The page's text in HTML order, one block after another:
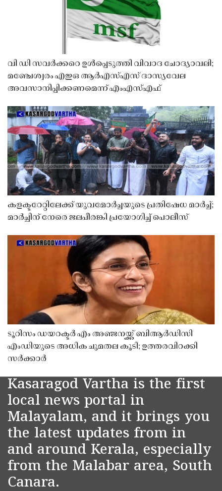
വി ഡി സവർക്കറെ ഉൾപ്പെടുത്തി വിവാദ ചോദ്യാവലി;
മഞ്ചേശ്വരം എഇഒ ആർഎസ്എസ് ദാസ്യവേല
അവസാനിപ്പിക്കണമെന്ന് എംഎസ്എഫ്
കളക്ടറേറ്റിലേക്ക് യുവമോർച്ചയുടെ പ്രതിഷേധ മാർച്ച്;
മാർച്ചിന് നേരെ ജലപീരങ്കി പ്രയോഗിച്ച് പൊലീസ്
ടൂറിസം ഡയറക്ടർ എം അഞ്ജനയ്ക്ക് ബിആർഡിസി
എംഡിയുടെ അധിക ചുമതല കൂടി; ഉത്തരവിറക്കി
സർക്കാർ
Kasaragod Vartha is the first
local news portal in
Malayalam, and it brings you
the latest updates from in
and around Kerala, especially
from the Malabar area, South
Canara.